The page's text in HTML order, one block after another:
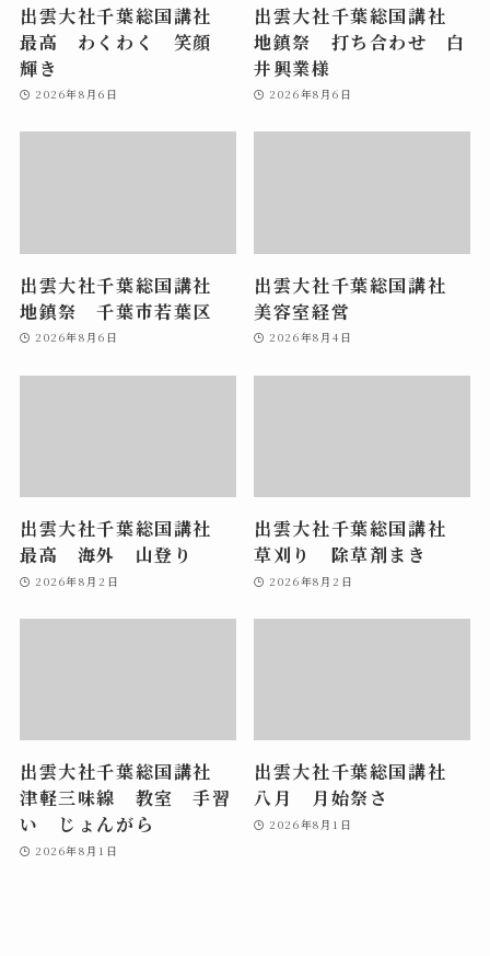
出雲大社千葉総国講社
最高 わくわく 笑顔
輝き
2026年8月6日
出雲大社千葉総国講社
地鎮祭 打ち合わせ 白
井興業様
2026年8月6日
出雲大社千葉総国講社
地鎮祭 千葉市若葉区
2026年8月6日
出雲大社千葉総国講社
美容室経営
2026年8月4日
出雲大社千葉総国講社
最高 海外 山登り
2026年8月2日
出雲大社千葉総国講社
草刈り 除草剤まき
2026年8月2日
出雲大社千葉総国講社
津軽三味線 教室 手習
い じょんがら
2026年8月1日
出雲大社千葉総国講社
八月 月始祭さ
2026年8月1日